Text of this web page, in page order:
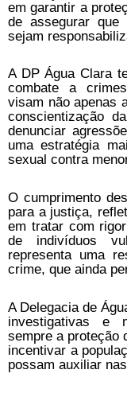
em garantir a
de assegurar
sejam
A DP Água Clara
combate a
visam não apenas
conscientização
denunciar
uma estratégia
sexual contra
O cumprimento
para a justiça,
em tratar com
de indivíduos
representa uma
crime, que ainda
A Delegacia de
investigativas e
sempre a proteção
incentivar a
possam auxiliar